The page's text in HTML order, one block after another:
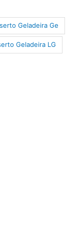
Geladeira Ge
Geladeira LG